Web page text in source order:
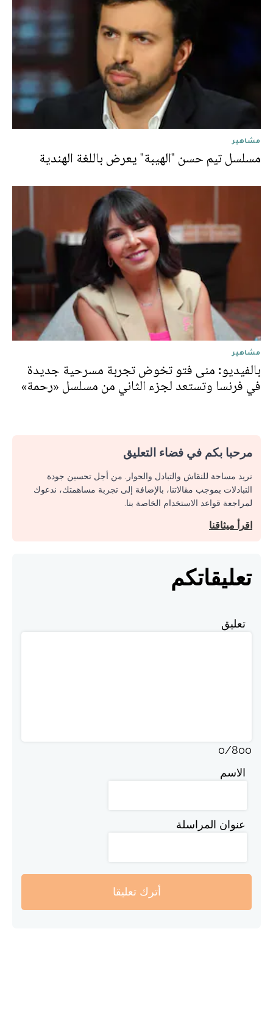
مشاهير
مسلسل تيم حسن "الهيبة" يعرض باللغة الهندية
مشاهير
بالفيديو: منى فتو تخوض تجربة مسرحية جديدة
في فرنسا وتستعد لجزء الثاني من مسلسل «رحمة»
مرحبا بكم في فضاء التعليق
نريد مساحة للنقاش والتبادل والحوار. من أجل تحسين جودة
التبادلات بموجب مقالاتنا، بالإضافة إلى تجربة مساهمتك، ندعوك
لمراجعة قواعد الاستخدام الخاصة بنا.
اقرأ ميثاقنا
تعليقاتكم
تعليق
0/800
الاسم
عنوان المراسلة
أترك تعليقا